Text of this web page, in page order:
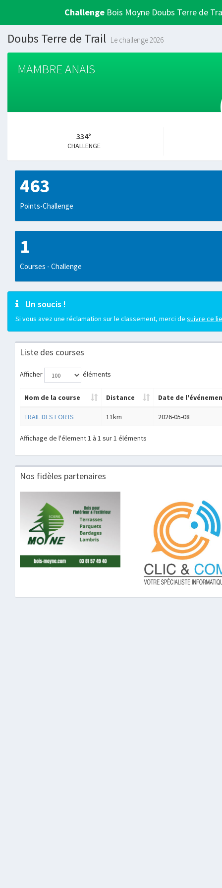
Challenge Bois Moyne Doubs Terre de
Doubs Terre de Trail Le challenge 2026
MAMBRE ANAIS
334°
CHALLENGE
463
Points-Challenge
1
Courses - Challenge
Un soucis !
Si vous avez une réclamation sur le classement, merci de suivre ce
Liste des courses
Afficher éléments
Nom de la course Distance Date de
TRAIL DES FORTS 11km 2026-05-08
Affichage de l'élement 1 à 1 sur 1 éléments
Nos fidèles partenaires